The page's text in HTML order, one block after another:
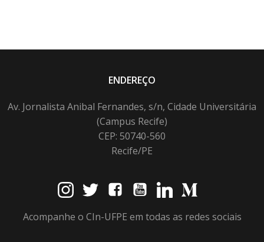
ENDEREÇO
Av. Jornalista Anibal Fernandes, s/n, Cidade Universitária
(Campus Recife)
CEP: 50740-560
Recife/PE
Acompanhe o CIn-UFPE em todas as redes sociais